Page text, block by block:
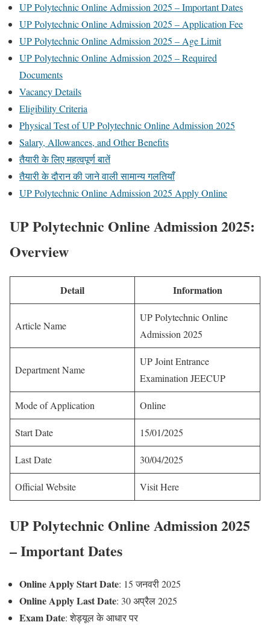
UP Polytechnic Online Admission 2025 – Important Dates
UP Polytechnic Online Admission 2025 – Application Fee
UP Polytechnic Online Admission 2025 – Age Limit
UP Polytechnic Online Admission 2025 – Required
Documents
Vacancy Details
Eligibility Criteria
Physical Test of UP Polytechnic Online Admission 2025
Salary, Allowances, and Other Benefits
तैयारी के लिए महत्वपूर्ण बातें
तैयारी के दौरान की जाने वाली सामान्य गलतियाँ
UP Polytechnic Online Admission 2025 Apply Online
UP Polytechnic Online Admission 2025:
Overview
Detail Information
Article Name
UP Polytechnic Online
Admission 2025
Department Name
UP Joint Entrance
Examination JEECUP
Mode of Application Online
Start Date 15/01/2025
Last Date 30/04/2025
Official Website Visit Here
UP Polytechnic Online Admission 2025
– Important Dates
Online Apply Start Date: 15 जनवरी 2025
Online Apply Last Date: 30 अप्रैल 2025
Exam Date: शेड्यूल के आधार पर